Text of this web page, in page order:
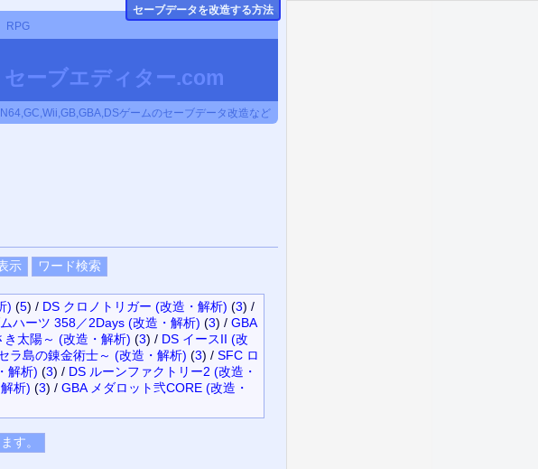
RPG
セーブエディター.com
ゲームのセーブデータ改造など
) (5) / DS クロノトリガー (改造・解析) (3) /
ハーツ 358／2Days (改造・解析) (3) / GBA
き太陽～ (改造・解析) (3) / DS イースII (改
ラ島の錬金術士～ (改造・解析) (3) / SFC ロ
解析) (3) / DS ルーンファクトリー2 (改造・
析) (3) / GBA メダロット弐CORE (改造・
セーブデータを改造する方法